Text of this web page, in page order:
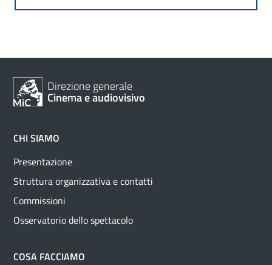
Direzione generale
Cinema e audiovisivo
CHI SIAMO
Presentazione
Struttura organizzativa e contatti
Commissioni
Osservatorio dello spettacolo
COSA FACCIAMO